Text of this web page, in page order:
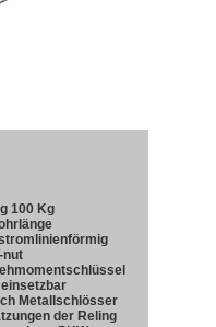
100 Kg
nut
Metallschlösser
der Reling